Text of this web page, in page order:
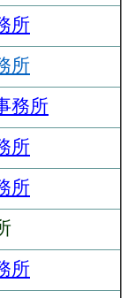
所
所
務所
所
所
所